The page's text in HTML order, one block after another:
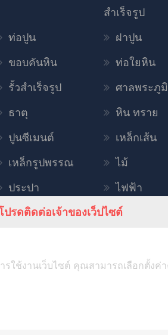
สำเร็จรูป
ท่อปูน ฝาปูน
ขอบคันหิน ท่อใยหิน
รั้วสำเร็จรูป ศาลพระภูมิ
ธาตุ หิน ทราย
ปูนซีเมนต์ เหล็กเส้น
เหล็กรูปพรรณ ไม้
ประปา ไฟฟ้า
เครื่องมือช่าง เคมีภัณฑ์
สุขภัณฑ์ สินค้าตกแ
นำข้อมูลไปวิเคราะห์เพื่อปรับปรุงบทความ
อยากรู้ว่าคุณชอบอ่านอะไร คุณชอบเข้าผ่า
รดติดต่อเจ้าของเว็ปไซต์
ใช้งานเว็บไซต์ คุณสามารถเลือกตั้ง